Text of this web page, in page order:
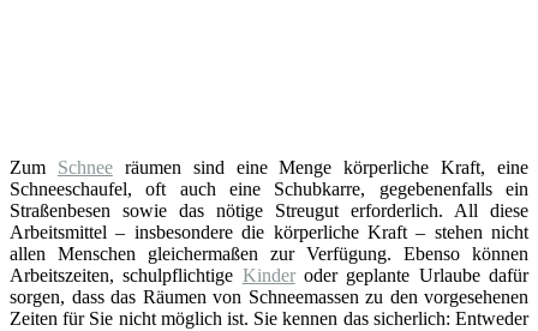
Zum Schneeräumen sind eine Menge körperliche Kraft, eine
Schneeschaufel, oft auch eine Schubkarre, gegebenenfalls ein
Straßenbesen sowie das nötige Streugut erforderlich. All diese
Arbeitsmittel – insbesondere die körperliche Kraft – stehen nicht
allen Menschen gleichermaßen zur Verfügung. Ebenso können
Arbeitszeiten, schulpflichtige Kinderoder geplante Urlaube dafür
sorgen, dass das Räumen von Schneemassen zu den vorgesehenen
Zeiten für Sie nicht möglich ist. Sie kennen das sicherlich: Entweder